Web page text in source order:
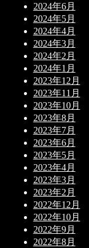
2024年6月
2024年5月
2024年4月
2024年3月
2024年2月
2024年1月
2023年12月
2023年11月
2023年10月
2023年8月
2023年7月
2023年6月
2023年5月
2023年4月
2023年3月
2023年2月
2022年12月
2022年10月
2022年9月
2022年8月